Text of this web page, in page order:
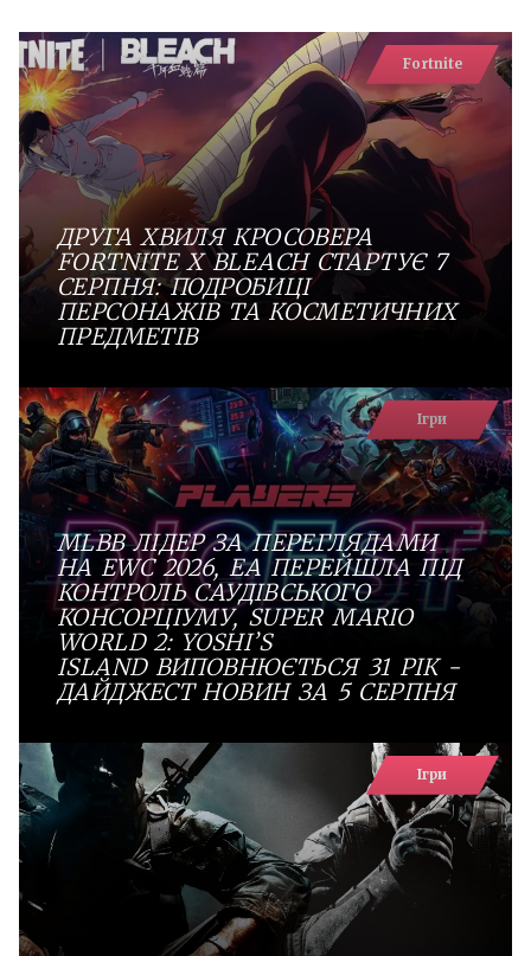
Fortnite
ДРУГА ХВИЛЯ КРОСОВЕРА
FORTNITE X BLEACH СТАРТУЄ 7
СЕРПНЯ: ПОДРОБИЦІ
ПЕРСОНАЖІВ ТА КОСМЕТИЧНИХ
ПРЕДМЕТІВ
Ігри
MLBB ЛІДЕР ЗА ПЕРЕГЛЯДАМИ
НА EWC 2026, EA ПЕРЕЙШЛА ПІД
КОНТРОЛЬ САУДІВСЬКОГО
КОНСОРЦІУМУ, SUPER MARIO
WORLD 2: YOSHI’S
ISLAND ВИПОВНЮЄТЬСЯ 31 РІК -
ДАЙДЖЕСТ НОВИН ЗА 5 СЕРПНЯ
Ігри